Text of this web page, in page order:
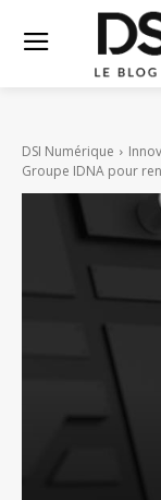
DSI Numérique
Groupe IDNA pour